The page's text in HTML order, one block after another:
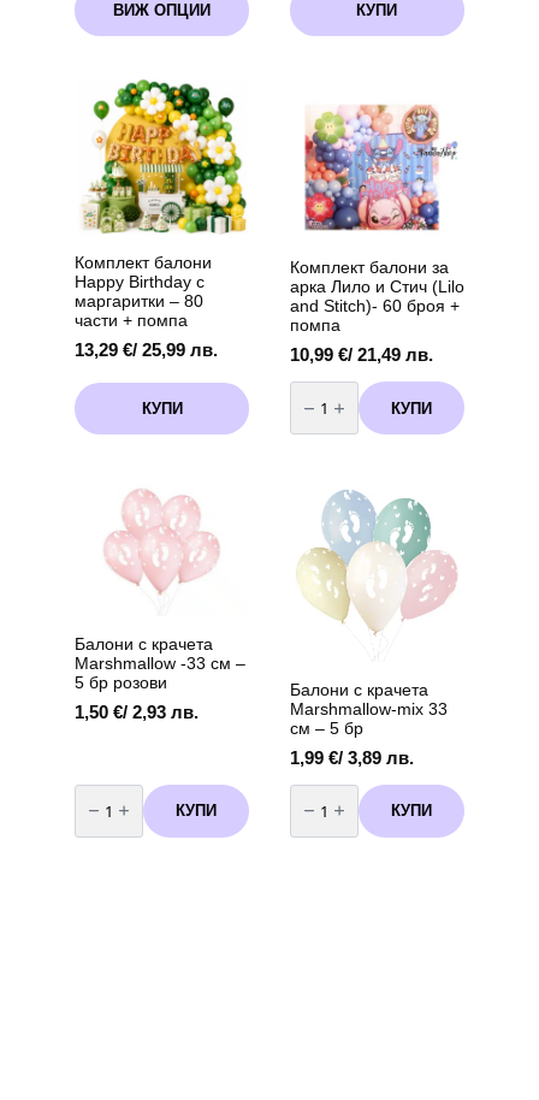
/
3,50 лв.
7,62 €
14,90 лв.
ВИЖ ОПЦИИ
product
has
variants.
The
options
may
chosen
on
the
product
page
КУПИ
Комплект балони
Happy Birthday с
маргаритки – 80
части + помпа
13,29 €/ 25,99 лв.
КУПИ
Комплект балони за
арка Лило и Стич (Lilo
and Stitch)- 60 броя +
помпа
10,99 €/ 21,49 лв.
количество
за
Комплект
балони
Стич
and
Stitch)-
60
броя
помпа
КУПИ
Балони с крачета
Marshmallow -33 см –
5 бр розови
1,50 €/ 2,93 лв.
количество
за
Балони
с
КУПИ
Балони с крачета
Marshmallow-mix 33
см – 5 бр
1,99 €/ 3,89 лв.
количество
за
Балони
с
КУПИ